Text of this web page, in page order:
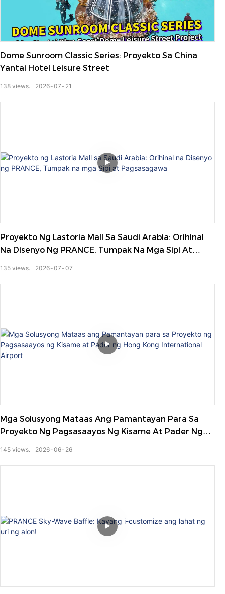
Dome Sunroom Classic Series: Proyekto Sa China
Yantai Hotel Leisure Street
2026 07 21
138 views.
Proyekto Ng Lastoria Mall Sa Saudi Arabia: Orihinal
Na Disenyo Ng PRANCE, Tumpak Na Mga Sipi At
2026 07 07
135 views.
Mga Solusyong Mataas Ang Pamantayan Para Sa
Proyekto Ng Pagsasaayos Ng Kisame At Pader Ng
2026 06 26
145 views.